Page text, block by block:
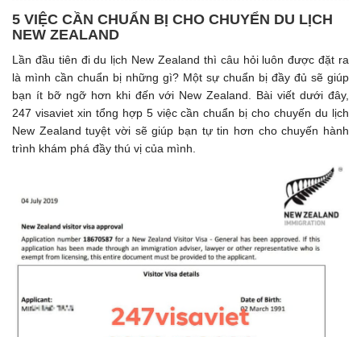
5 VIỆC CẦN CHUẨN BỊ CHO CHUYỂN DU LỊCH
NEW ZEALAND
Lần đầu tiên đi du lịch New Zealand thì câu hỏi luôn được đặt ra
là mình cần chuẩn bị những gì? Một sự chuẩn bị đầy đủ sẽ giúp
bạn ít bỡ ngỡ hơn khi đến với New Zealand. Bài viết dưới đây,
247 visaviet xin tổng hợp 5 việc cần chuẩn bị cho chuyến du lịch
New Zealand tuyệt vời sẽ giúp bạn tự tin hơn cho chuyến hành
trình khám phá đầy thú vị của mình.